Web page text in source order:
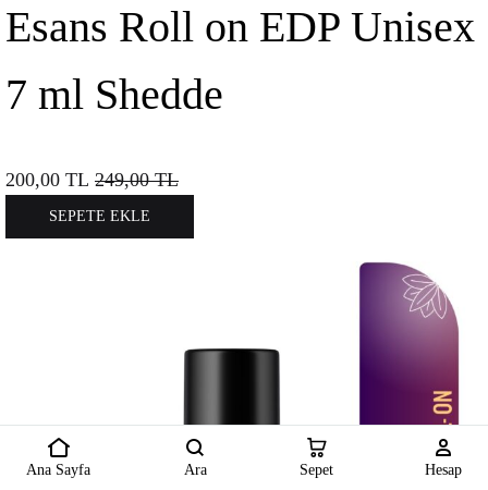
Esans Roll on EDP Unisex
7 ml Shedde
200,00 TL 249,00TL
SEPETE EKLE
Ana Sayfa Ara Sepet Hesap